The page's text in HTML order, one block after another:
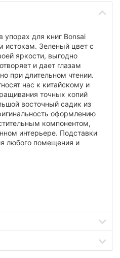
упорах для книг Bonsai
истокам. Зеленый цвет с
яркости, выгодно
и дает глазам
при длительном чтении.
нас к китайскому и
точных копий
восточный садик из
оформлению
компонентом,
интерьере. Подставки
любого помещения и